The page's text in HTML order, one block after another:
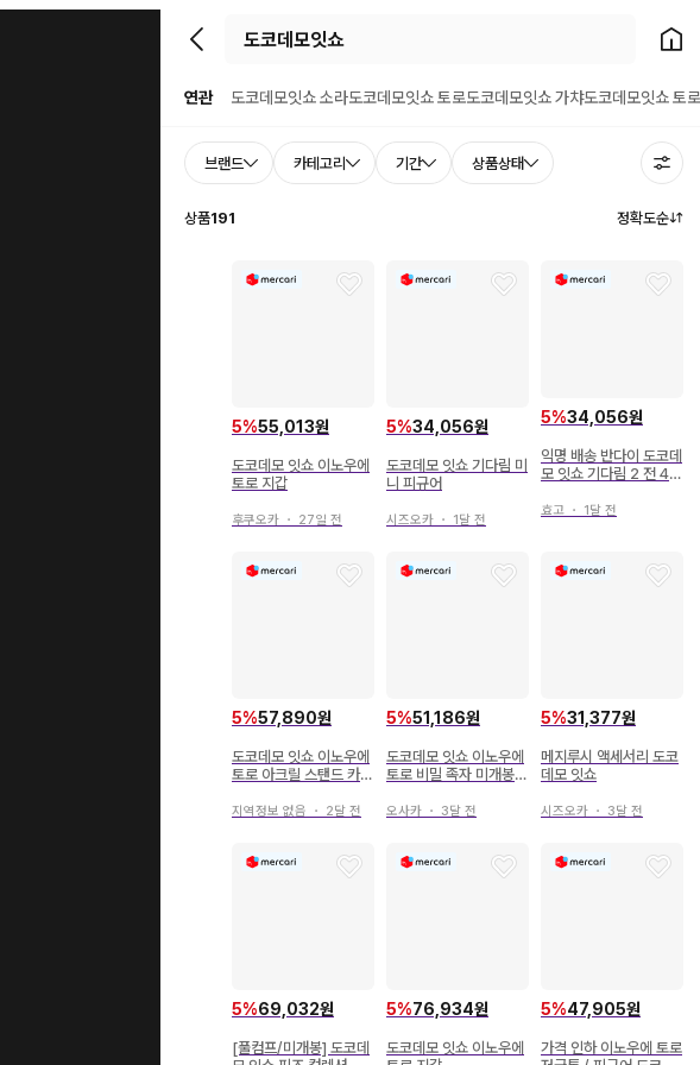
뒤로가기 홈으로
연관 도코데모잇쇼 소라도코데모잇쇼 토로도코데모잇쇼 가챠도코데모잇쇼 토로
브랜드 카테고리 기간 상품상태
상품191 정확도순
5%55,013원
도코데모 잇쇼 이노우에
토로 지갑
후쿠오카 ・ 27일 전
5%34,056원
도코데모 잇쇼 기다림 미
니 피규어
시즈오카 ・ 1달 전
5%34,056원
익명 배송 반다이 도코데
모 잇쇼 기다림 2 전 4종
효고 ・ 1달 전
5%57,890원
도코데모 잇쇼 이노우에
토로 아크릴 스탠드 카케
지역정보 없음 ・ 2달 전
5%51,186원
도코데모 잇쇼 이노우에
토로 비밀 족자 미개봉
오사카 ・ 3달 전
5%31,377원
메지루시 액세서리 도코
데모 잇쇼
시즈오카 ・ 3달 전
5%69,032원
[풀컴프/미개봉] 도코데
5%76,934원
도코데모 잇쇼 이노우에
5%47,905원
가격 인하 이노우에 토로